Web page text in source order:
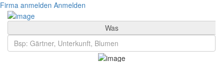
Firma anmelden Anmelden
Was